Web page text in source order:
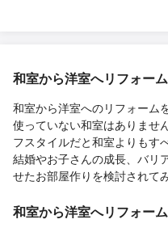
和室から洋室へリフォー
和室から洋室へのリフォーム
使っていない和室はありませ
フスタイルだと和室よりもす
結婚やお子さんの成長、バリ
せたお部屋作りを検討されて
和室から洋室へリフォー